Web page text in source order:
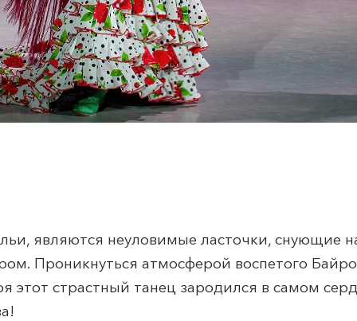
являются неуловимые ласточки, снующие
Проникнуться атмосферой воспетого
этот страстный танец зародился в самом